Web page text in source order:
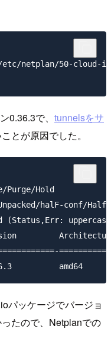
netplan/50-cloud-
0.36.3で、 tunnelsをサ
とが原因でした。
Purge/Hold
halF-conf/
(Status,Err:
パッケージでバージョ
たので、Netplanでの